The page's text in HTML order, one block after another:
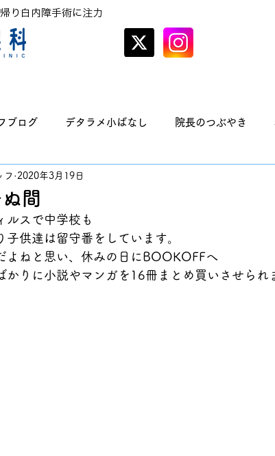
り白内障手術に注力
ブログ デタラメ小ばなし 院長のつぶやき
間
フ 2020年3月19日
ルスで中学校も
子供達は留守番をしています。
よねと思い、休みの日にBOOKOFFへ
かりに小説やマンガを16冊まとめ買いさせられ